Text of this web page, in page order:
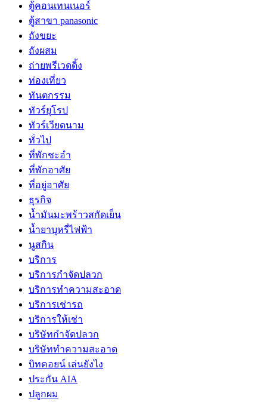
ตู้คอนเทนเนอร์
ตู้สาขา panasonic
ถังขยะ
ถังผสม
ถ่ายพรีเวดดิ้ง
ท่องเที่ยว
ทันตกรรม
ทัวร์ยุโรป
ทัวร์เวียดนาม
ทั่วไป
ที่พักชะอำ
ที่พักอาศัย
ที่อยู่อาศัย
ธุรกิจ
น้ำมันมะพร้าวสกัดเย็น
น้ำยาบุหรี่ไฟฟ้า
นูสกิน
บริการ
บริการกำจัดปลวก
บริการทำความสะอาด
บริการเช่ารถ
บริการให้เช่า
บริษัทกำจัดปลวก
บริษัททำความสะอาด
บิทคอยน์ เล่นยังไง
ประกัน AIA
ปลูกผม